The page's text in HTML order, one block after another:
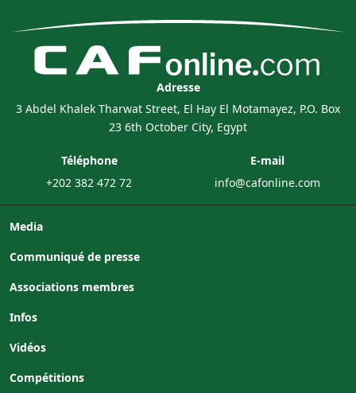
Media
Communiqué de presse
Associations membres
Infos
Vidéos
Compétitions
Adresse
3 Abdel Khalek Tharwat Street, El Hay El Motamayez, P.O. Box
23 6th October City, Egypt
Téléphone
+202 382 472 72
E-mail
info@cafonline.com